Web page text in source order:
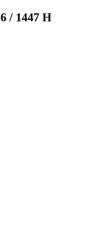
/ 1447 H